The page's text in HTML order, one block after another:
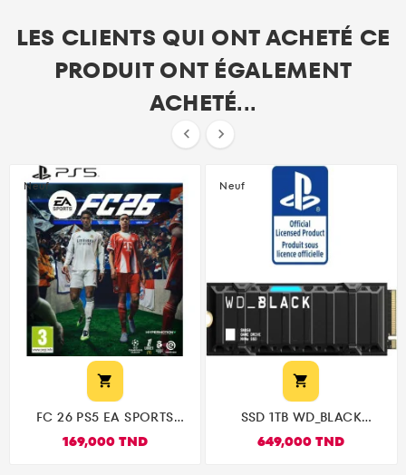
LES CLIENTS QUI ONT ACHETÉ CE
PRODUIT ONT ÉGALEMENT
ACHETÉ...
 
Neuf

FC 26 PS5 EA SPORTS
بالتعليق العربي
169,000 TND
Neuf

SSD 1TB WD_BLACK
649,000 TND